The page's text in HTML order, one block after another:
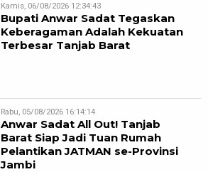
Kamis, 06/08/2026 12:34:43
Bupati Anwar Sadat Tegaskan
Keberagaman Adalah Kekuatan
Terbesar Tanjab Barat
Rabu, 05/08/2026 16:14:14
Anwar Sadat All Out! Tanjab
Barat Siap Jadi Tuan Rumah
Pelantikan JATMAN se-Provinsi
Jambi